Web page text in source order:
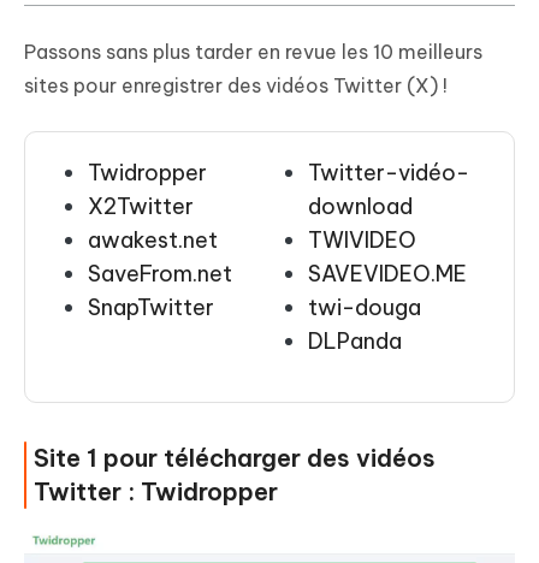
Passons sans plus tarder en revue les 10 meilleurs
sites pour enregistrer des vidéos Twitter (X) !
Twidropper
X2Twitter
awakest.net
SaveFrom.net
SnapTwitter
Twitter-vidéo-
download
TWIVIDEO
SAVEVIDEO.ME
twi-douga
DLPanda
Site 1 pour télécharger des vidéos
Twitter : Twidropper